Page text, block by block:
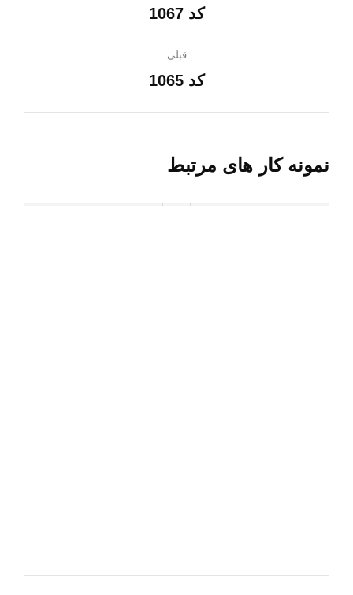
قبلی
پروژه کد 1065
پروژه کد 1067
نمونه کار های مرتبط